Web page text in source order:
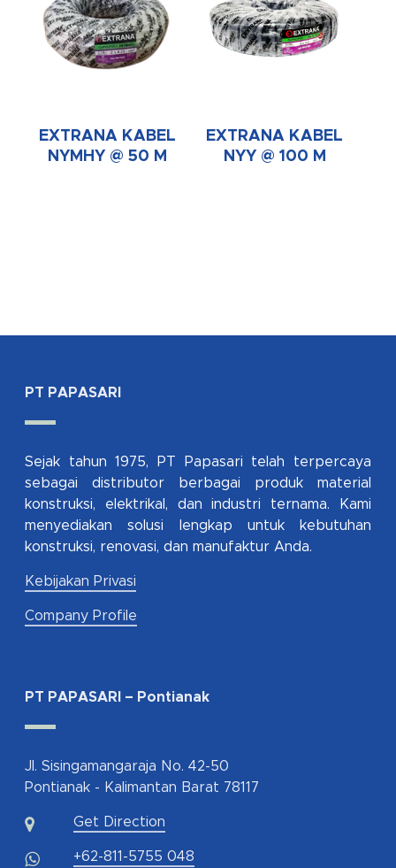
EXTRANA KABEL
NYMHY @ 50 M
EXTRANA KABEL
NYY @ 100 M
PT PAPASARI
Sejak tahun 1975, PT Papasari telah terpercaya
sebagai distributor berbagai produk material
konstruksi, elektrikal, dan industri ternama. Kami
menyediakan solusi lengkap untuk kebutuhan
konstruksi, renovasi, dan manufaktur Anda.
Kebijakan Privasi
Company Profile
PT PAPASARI – Pontianak
Jl. Sisingamangaraja No. 42-50
Pontianak - Kalimantan Barat 78117
Get Direction
+62-811-5755 048